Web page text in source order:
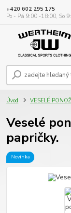
+420 602 295 175
Po - Pá 9:00 -18:00, So
Úvod VESELÉ
Veselé
papričky.
Novinka